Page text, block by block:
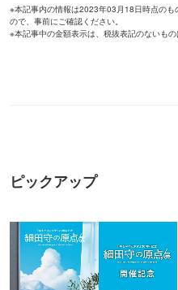
※本記事内の情報は2023年03月18日時点の
ので、事前にご確認ください。
※本記事中の金額表示は、税抜表記のないもの
ピックアップ